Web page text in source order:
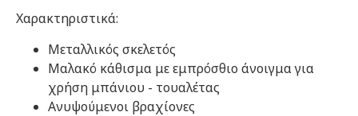
Χαρακτηριστικά:
Μεταλλικός σκελετός
Μαλακό κάθισμα με εμπρόσθιο άνοιγμα για
χρήση μπάνιου - τουαλέτας
Ανυψούμενοι βραχίονες